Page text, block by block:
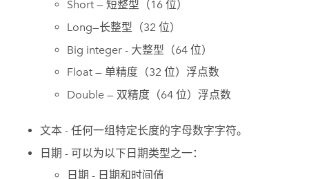
Short — 短整型（16 位）
Long—长整型（32 位）
Big integer - 大整型（64 位）
Float — 单精度（32 位）浮点数
Double — 双精度（64 位）浮点数
文本 - 任何一组特定长度的字母数字字符。
日期 - 可以为以下日期类型之一：
日期 - 日期和时间值